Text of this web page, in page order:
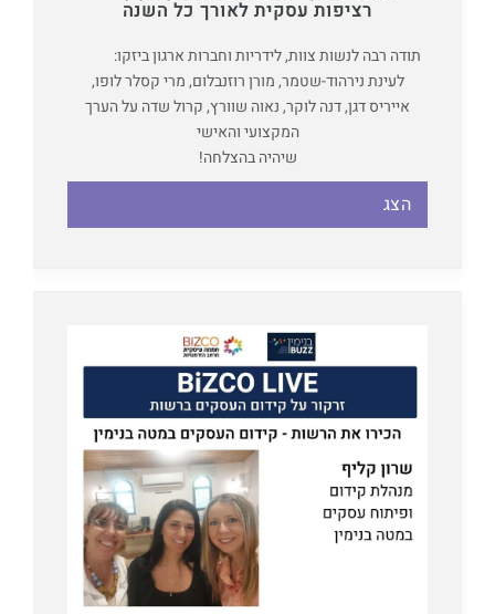
רציפות עסקית לאורך כל השנה
תודה רבה לנשות צוות, לידריות וחברות ארגון ביזקו:
לעינת נירהוד-שטמר, מורן רוזנבלום, מרי קסלר לופו,
אייריס דגן, דנה לוקר, נאוה שוורץ, קרול שדה על הערך
המקצועי והאישי
שיהיה בהצלחה!
הצג